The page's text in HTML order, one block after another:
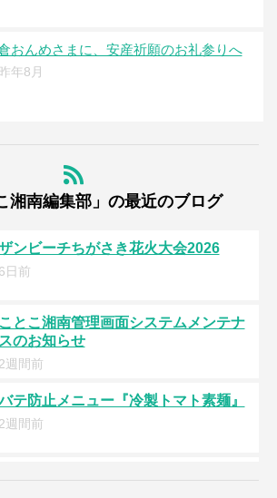
おんめさまに、安産祈願のお礼参りへ
年8月
湘南編集部」の最近のブログ
ンビーチちがさき花火大会2026
前
とこ湘南管理画面システムメンテナ
のお知らせ
間前
テ防止メニュー『冷製トマト素麺』
間前